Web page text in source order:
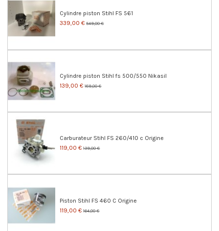
Cylindre piston Stihl FS 561
339,00 € 549,00 €
Cylindre piston Stihl fs 500/550 Nikasil
139,00 € 189,00 €
Carburateur Stihl FS 260/410 c Origine
119,00 € 139,00 €
Piston Stihl FS 460 C Origine
119,00 € 164,00 €